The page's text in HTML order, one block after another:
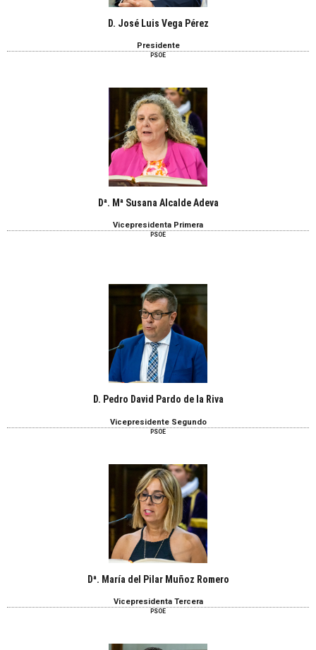
D. José Luis Vega Pérez
Presidente
PSOE
Dª. Mª Susana Alcalde Adeva
Vicepresidenta Primera
PSOE
D. Pedro David Pardo de la Riva
Vicepresidente Segundo
PSOE
Dª. María del Pilar Muñoz Romero
Vicepresidenta Tercera
PSOE